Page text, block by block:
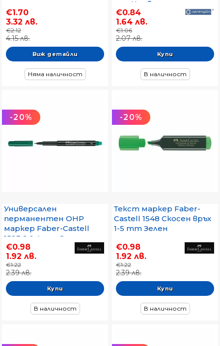
€1.70
3.32 лв.
€2.12
4.15 лв.
Виж детайли
Няма наличност
mm Червен
€0.84
1.64 лв.
€1.06
2.07 лв.
В наличност
-20%
Универсален
перманентен OHP
маркер Faber-Castell
1523 S 0.4 mm Зелен
€0.98
1.92 лв.
€1.22
2.39 лв.
В наличност
-20%
Текст маркер Faber-
Castell 1548 Скосен връх
1-5 mm Зелен
€0.98
1.92 лв.
€1.22
2.39 лв.
В наличност